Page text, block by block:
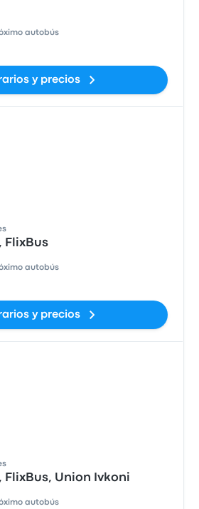
autobús
y precios
FlixBus
autobús
y precios
FlixBus, Union Ivkoni
autobús